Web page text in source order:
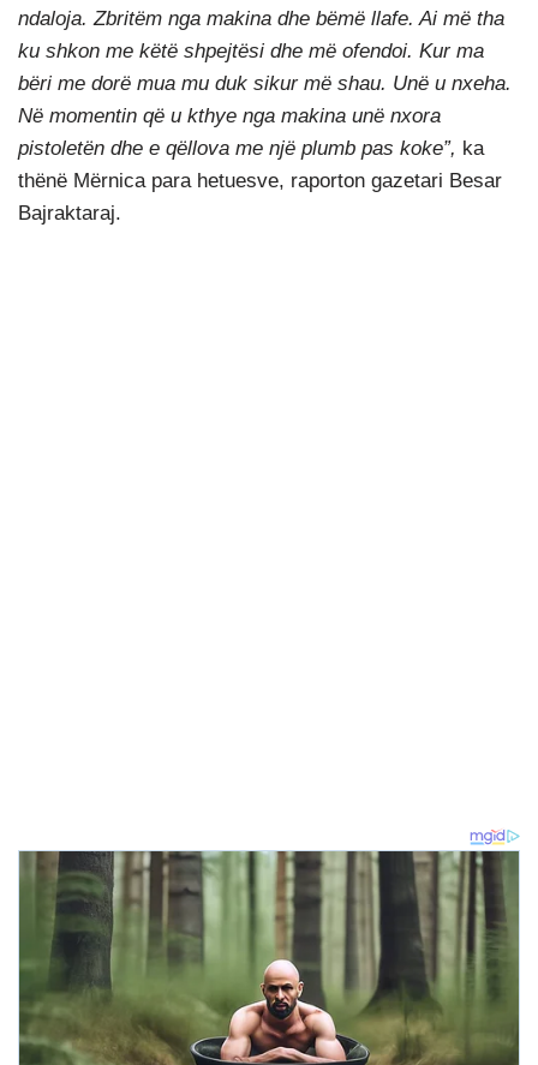
ndaloja. Zbritëm nga makina dhe bëmë llafe. Ai më tha
ku shkon me këtë shpejtësi dhe më ofendoi. Kur ma
bëri me dorë mua mu duk sikur më shau. Unë u nxeha.
Në momentin që u kthye nga makina unë nxora
pistoletën dhe e qëllova me një plumb pas koke”, ka
thënë Mërnica para hetuesve, raporton gazetari Besar
Bajraktaraj.